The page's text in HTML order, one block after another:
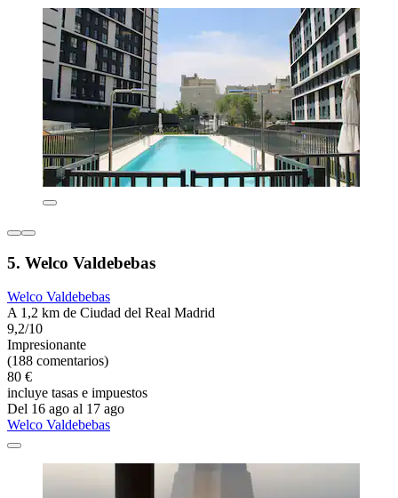
5. Welco Valdebebas
Welco Valdebebas
A 1,2 km de Ciudad del Real Madrid
9,2/10
Impresionante
(188 comentarios)
80 €
incluye tasas e impuestos
Del 16 ago al 17 ago
Welco Valdebebas